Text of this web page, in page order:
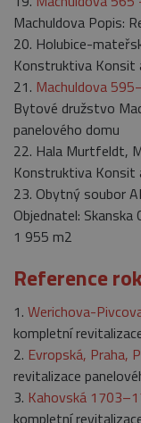
Machuldova Popis:
20. Holubice-
Konstruktiva Konsit
21. Machuldova
Bytové družstvo
panelového domu
22. Hala Murtfeldt,
Konstruktiva Konsit
23. Obytný soubor
Objednatel: Skanska
1 955 m2
Reference
1. Werichova-
kompletní
2. Evropská, Praha,
revitalizace
3. Kahovská
kompletní